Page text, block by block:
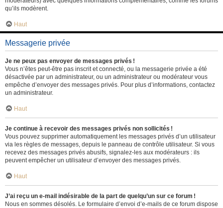
qu’ils modèrent.
Haut
Messagerie privée
Je ne peux pas envoyer de messages privés !
Vous n’êtes peut-être pas inscrit et connecté, ou la messagerie privée a été
désactivée par un administrateur, ou un administrateur ou modérateur vous
empêche d’envoyer des messages privés. Pour plus d’informations, contactez
un administrateur.
Haut
Je continue à recevoir des messages privés non sollicités !
Vous pouvez supprimer automatiquement les messages privés d’un utilisateur
via les règles de messages, depuis le panneau de contrôle utilisateur. Si vous
recevez des messages privés abusifs, signalez-les aux modérateurs : ils
peuvent empêcher un utilisateur d’envoyer des messages privés.
Haut
J’ai reçu un e-mail indésirable de la part de quelqu’un sur ce forum !
Nous en sommes désolés. Le formulaire d’envoi d’e-mails de ce forum dispose